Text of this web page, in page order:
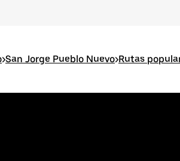
>San Jorge Pueblo Nuevo>Rutas